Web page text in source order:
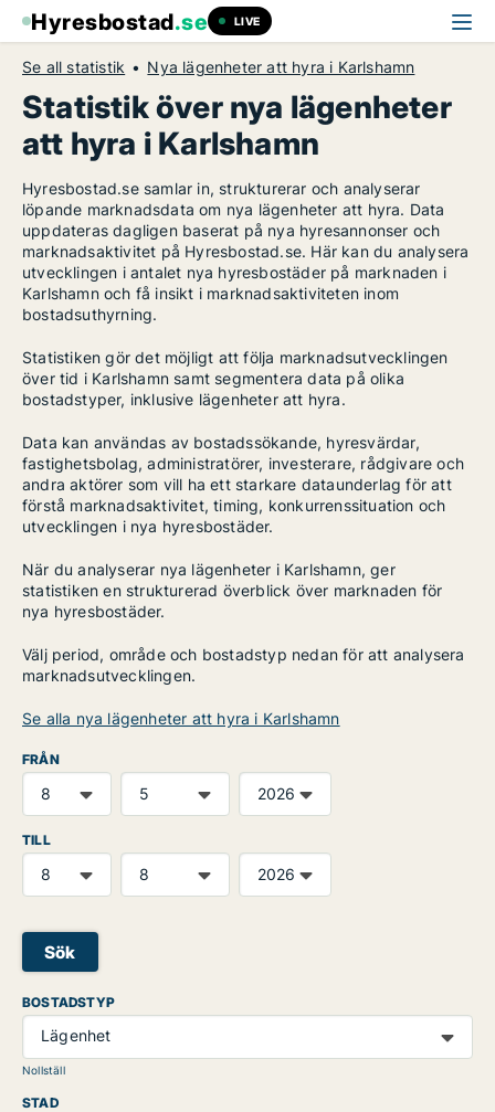
Hyresbostad.se LIVE
Se all statistik Nya lägenheter att hyra i Karlshamn
Statistik över nya lägenheter
att hyra i Karlshamn
Hyresbostad.se samlar in, strukturerar och analyserar
löpande marknadsdata om nya lägenheter att hyra. Data
uppdateras dagligen baserat på nya hyresannonser och
marknadsaktivitet på Hyresbostad.se. Här kan du analysera
utvecklingen i antalet nya hyresbostäder på marknaden i
Karlshamn och få insikt i marknadsaktiviteten inom
bostadsuthyrning.
Statistiken gör det möjligt att följa marknadsutvecklingen
över tid i Karlshamn samt segmentera data på olika
bostadstyper, inklusive lägenheter att hyra.
Data kan användas av bostadssökande, hyresvärdar,
fastighetsbolag, administratörer, investerare, rådgivare och
andra aktörer som vill ha ett starkare dataunderlag för att
förstå marknadsaktivitet, timing, konkurrenssituation och
utvecklingen i nya hyresbostäder.
När du analyserar nya lägenheter i Karlshamn, ger
statistiken en strukturerad överblick över marknaden för
nya hyresbostäder.
Välj period, område och bostadstyp nedan för att analysera
marknadsutvecklingen.
Se alla nya lägenheter att hyra i Karlshamn
FRÅN
TILL
Sök
BOSTADSTYP
Lägenhet
Nollställ
STAD